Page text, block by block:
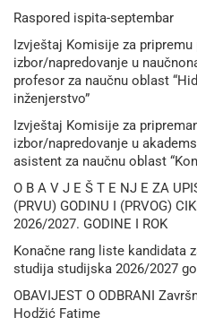
Raspored ispita-septembar
Izvještaj Komisije za pripremu
izbor/napredovanje u
profesor za naučnu oblast
inženjerstvo”
Izvještaj Komisije za
izbor/napredovanje u
asistent za naučnu oblast
O B A V J E Š T E NJ E ZA
(PRVU) GODINU I (PRVOG)
2026/2027. GODINE I ROK
Konačne rang liste kandidata
studija studijska 2026/2027
OBAVIJEST O ODBRANI
Hodžić Fatime